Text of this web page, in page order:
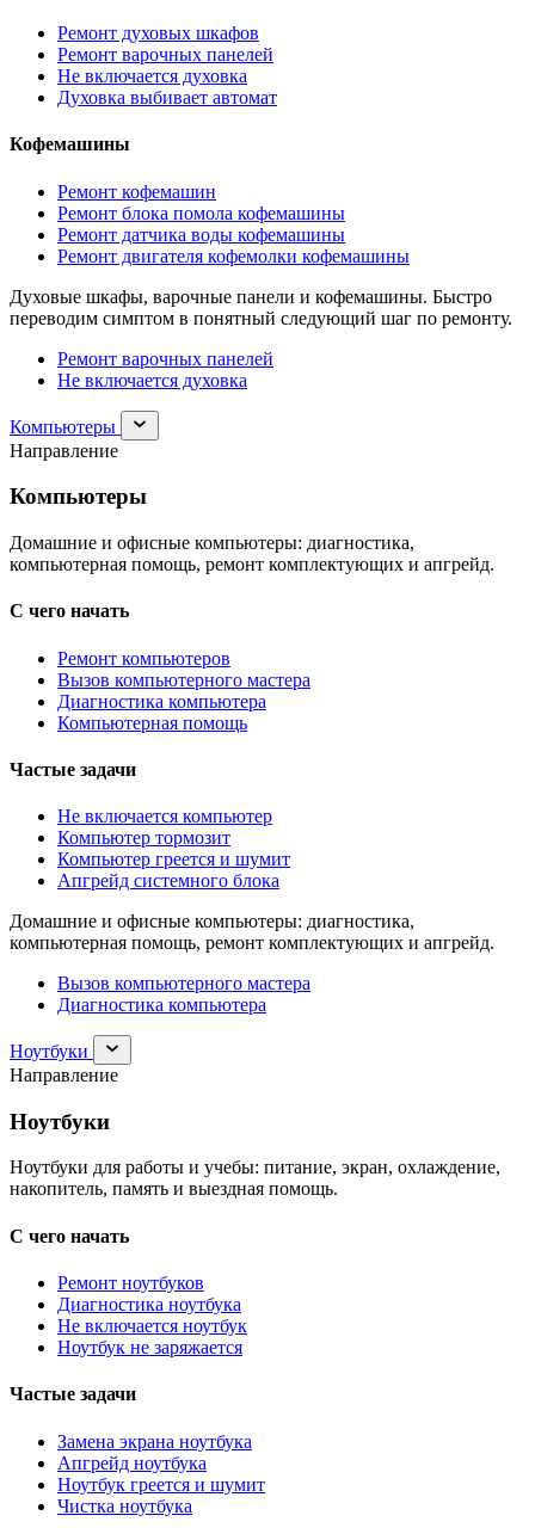
Ремонт духовых шкафов
Ремонт варочных панелей
Не включается духовка
Духовка выбивает автомат
Кофемашины
Ремонт кофемашин
Ремонт блока помола кофемашины
Ремонт датчика воды кофемашины
Ремонт двигателя кофемолки кофемашины
Духовые шкафы, варочные панели и кофемашины. Быстро
переводим симптом в понятный следующий шаг по ремонту.
Ремонт варочных панелей
Не включается духовка
Компьютеры
Раскрыть
раздел
Направление
Компьютеры
Домашние и офисные компьютеры: диагностика,
компьютерная помощь, ремонт комплектующих и апгрейд.
С чего начать
Ремонт компьютеров
Вызов компьютерного мастера
Диагностика компьютера
Компьютерная помощь
Частые задачи
Не включается компьютер
Компьютер тормозит
Компьютер греется и шумит
Апгрейд системного блока
Домашние и офисные компьютеры: диагностика,
компьютерная помощь, ремонт комплектующих и апгрейд.
Вызов компьютерного мастера
Диагностика компьютера
Ноутбуки
Раскрыть
раздел
Ноутбуки
Направление
Ноутбуки
Ноутбуки для работы и учебы: питание, экран, охлаждение,
накопитель, память и выездная помощь.
С чего начать
Ремонт ноутбуков
Диагностика ноутбука
Не включается ноутбук
Ноутбук не заряжается
Частые задачи
Замена экрана ноутбука
Апгрейд ноутбука
Ноутбук греется и шумит
Чистка ноутбука